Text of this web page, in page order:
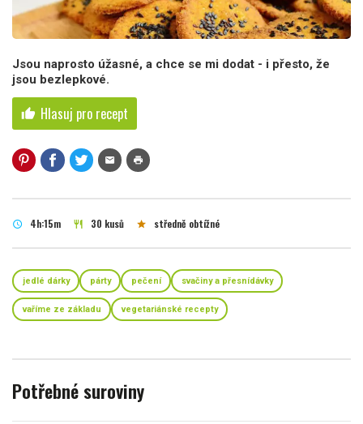
Jsou naprosto úžasné, a chce se mi dodat - i přesto, že
jsou bezlepkové.
thumb_up Hlasuj pro recept
mail print
schedule 4h:15m restaurant 30 kusů star středně obtížné
jedlé dárky párty pečení svačiny a přesnídávky
vaříme ze základu vegetariánské recepty
Potřebné suroviny